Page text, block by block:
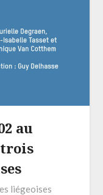
au
liégeoises